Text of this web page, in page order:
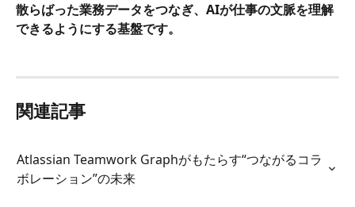
散らばった業務データをつなぎ、AIが仕事の文脈を理解
できるようにする基盤です。
関連記事
Atlassian Teamwork Graphがもたらす“つながるコラ
ボレーション”の未来